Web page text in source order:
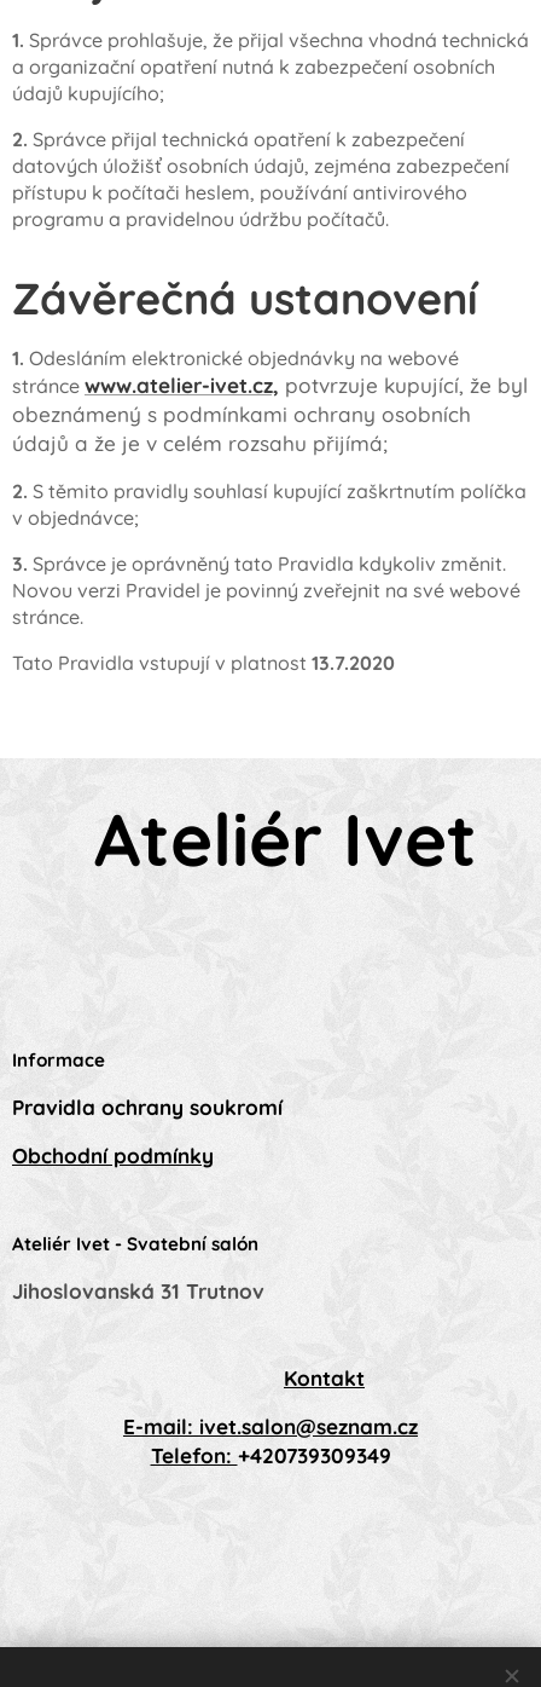
1. Správce prohlašuje, že přijal všechna vhodná technická
a organizační opatření nutná k zabezpečení osobních
údajů kupujícího;
2. Správce přijal technická opatření k zabezpečení
datových úložišť osobních údajů, zejména zabezpečení
přístupu k počítači heslem, používání antivirového
programu a pravidelnou údržbu počítačů.
Závěrečná ustanovení
1. Odesláním elektronické objednávky na webové
stránce www.atelier-ivet.cz, potvrzuje kupující, že byl
obeznámený s podmínkami ochrany osobních
údajů a že je v celém rozsahu přijímá;
2. S těmito pravidly souhlasí kupující zaškrtnutím políčka
v objednávce;
3. Správce je oprávněný tato Pravidla kdykoliv změnit.
Novou verzi Pravidel je povinný zveřejnit na své webové
stránce.
Tato Pravidla vstupují v platnost 13.7.2020
Ateliér Ivet
Informace
Pravidla ochrany soukromí
Obchodní podmínky
Ateliér Ivet - Svatební salón
Jihoslovanská 31 Trutnov
Kontakt
E-mail: ivet.salon@seznam.cz
Telefon: +420739309349